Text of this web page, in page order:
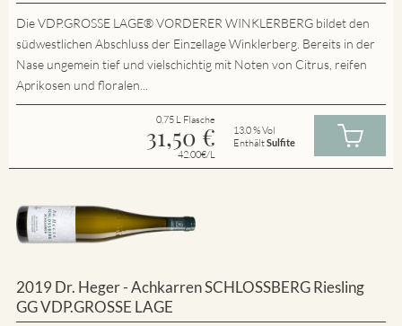
Die VDP.GROSSE LAGE® VORDERER WINKLERBERG bildet den
südwestlichen Abschluss der Einzellage Winklerberg. Bereits in der
Nase ungemein tief und vielschichtig mit Noten von Citrus, reifen
Aprikosen und floralen...
0.75 L Flasche
31,50 €
42.00€/L
13.0 % Vol
EnthältSulfite
2019 Dr. Heger - Achkarren SCHLOSSBERG Riesling
GG VDP.GROSSE LAGE